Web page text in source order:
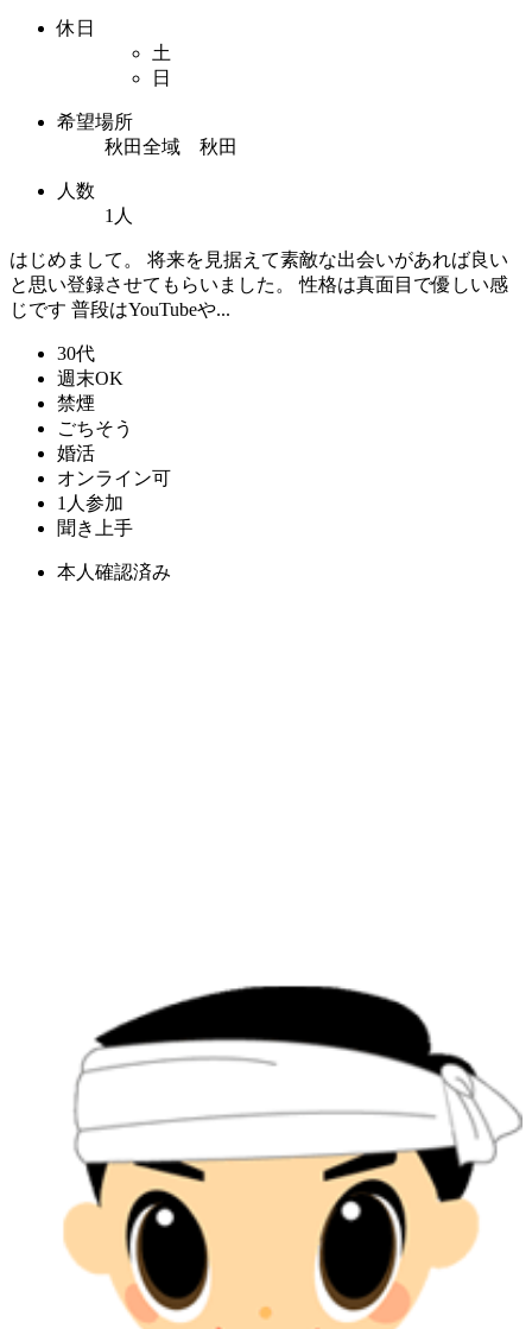
休日
土
日
希望場所
秋田全域 秋田
人数
1人
はじめまして。 将来を見据えて素敵な出会いがあれば良い
と思い登録させてもらいました。 性格は真面目で優しい感
じです 普段はYouTubeや...
30代
週末OK
禁煙
ごちそう
婚活
オンライン可
1人参加
聞き上手
本人確認済み